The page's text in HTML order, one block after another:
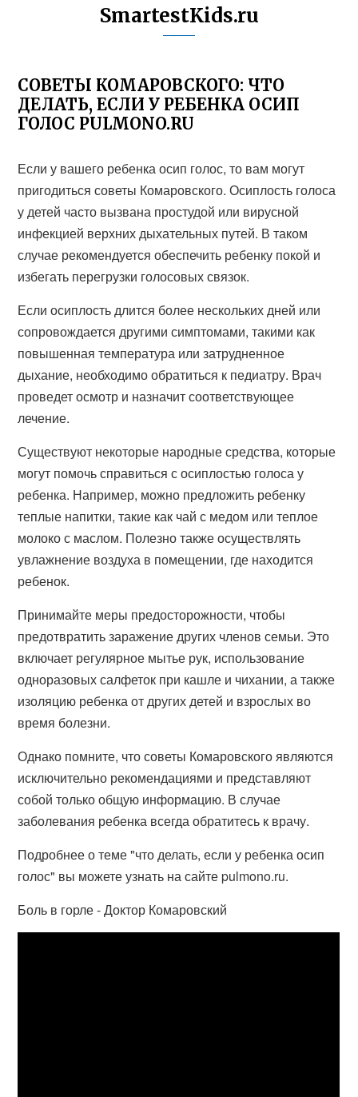
SmartestKids.ru
СОВЕТЫ КОМАРОВСКОГО: ЧТО
ДЕЛАТЬ, ЕСЛИ У РЕБЕНКА ОСИП
ГОЛОС PULMONO.RU
Если у вашего ребенка осип голос, то вам могут
пригодиться советы Комаровского. Осиплость голоса
у детей часто вызвана простудой или вирусной
инфекцией верхних дыхательных путей. В таком
случае рекомендуется обеспечить ребенку покой и
избегать перегрузки голосовых связок.
Если осиплость длится более нескольких дней или
сопровождается другими симптомами, такими как
повышенная температура или затрудненное
дыхание, необходимо обратиться к педиатру. Врач
проведет осмотр и назначит соответствующее
лечение.
Существуют некоторые народные средства, которые
могут помочь справиться с осиплостью голоса у
ребенка. Например, можно предложить ребенку
теплые напитки, такие как чай с медом или теплое
молоко с маслом. Полезно также осуществлять
увлажнение воздуха в помещении, где находится
ребенок.
Принимайте меры предосторожности, чтобы
предотвратить заражение других членов семьи. Это
включает регулярное мытье рук, использование
одноразовых салфеток при кашле и чихании, а также
изоляцию ребенка от других детей и взрослых во
время болезни.
Однако помните, что советы Комаровского являются
исключительно рекомендациями и представляют
собой только общую информацию. В случае
заболевания ребенка всегда обратитесь к врачу.
Подробнее о теме "что делать, если у ребенка осип
голос" вы можете узнать на сайте pulmono.ru.
Боль в горле - Доктор Комаровский